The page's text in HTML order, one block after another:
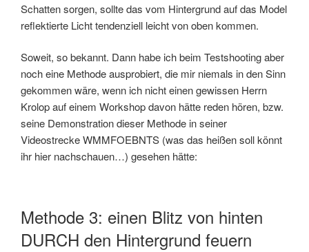
Schatten sorgen, sollte das vom Hintergrund auf das Model
reflektierte Licht tendenziell leicht von oben kommen.
Soweit, so bekannt. Dann habe ich beim Testshooting aber
noch eine Methode ausprobiert, die mir niemals in den Sinn
gekommen wäre, wenn ich nicht einen gewissen Herrn
Krolop auf einem Workshop davon hätte reden hören, bzw.
seine Demonstration dieser Methode in seiner
Videostrecke WMMFOEBNTS (was das heißen soll könnt
ihr hier nachschauen…) gesehen hätte:
Methode 3: einen Blitz von hinten
DURCH den Hintergrund feuern